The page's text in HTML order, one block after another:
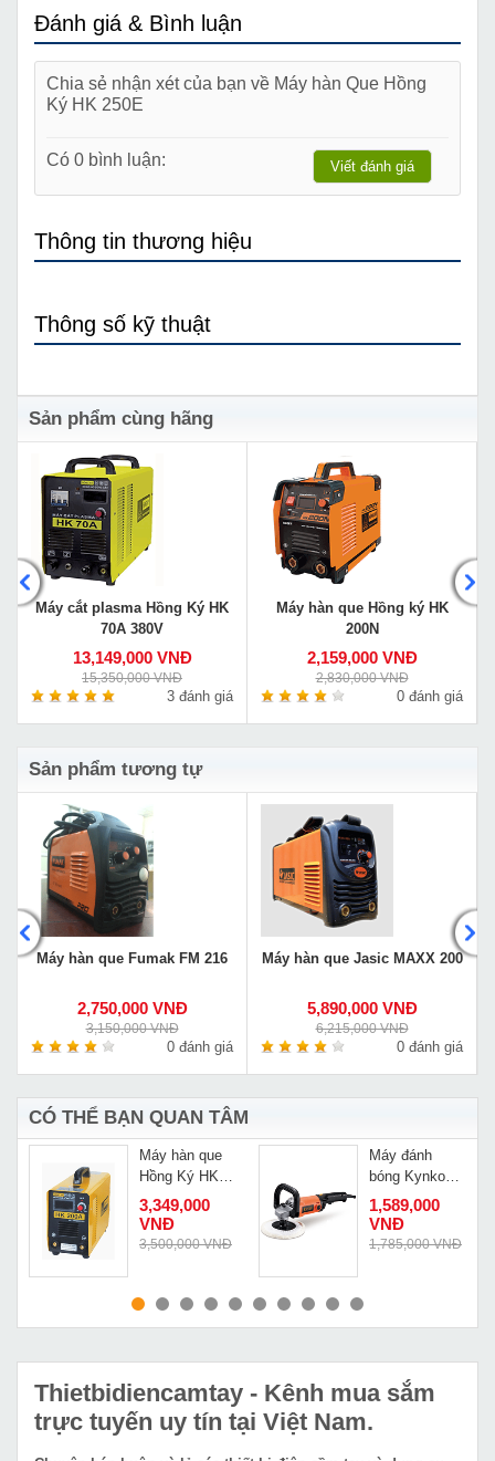
Đánh giá & Bình luận
Chia sẻ nhận xét của bạn về Máy hàn Que Hồng
Ký HK 250E
Có 0 bình luận: Viết đánh giá
Thông tin thương hiệu
Thông số kỹ thuật
Sản phẩm cùng hãng
Máy cắt plasma Hồng Ký HK
70A 380V
13,149,000 VNĐ
15,350,000 VNĐ
3 đánh giá
Máy hàn que Hồng ký HK
200N
2,159,000 VNĐ
2,830,000 VNĐ
0 đánh giá
Sản phẩm tương tự
Máy hàn que Fumak FM 216
2,750,000 VNĐ
3,150,000 VNĐ
0 đánh giá
Máy hàn que Jasic MAXX 200
5,890,000 VNĐ
6,215,000 VNĐ
0 đánh giá
CÓ THỂ BẠN QUAN TÂM
MUA NGAY
Máy hàn que
Hồng Ký HK
200A
3,349,000
VNĐ
3,500,000 VNĐ
MUA NGAY
Máy đánh
bóng Kynko
SIM-KD25-150
1,589,000
VNĐ
1,785,000 VNĐ
Thietbidiencamtay - Kênh mua sắm
trực tuyến uy tín tại Việt Nam.